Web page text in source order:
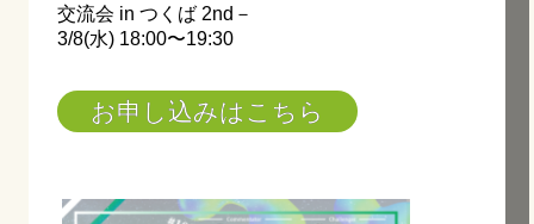
交流会 in つくば 2nd－
3/8(水) 18:00〜19:30
お申し込みはこちら